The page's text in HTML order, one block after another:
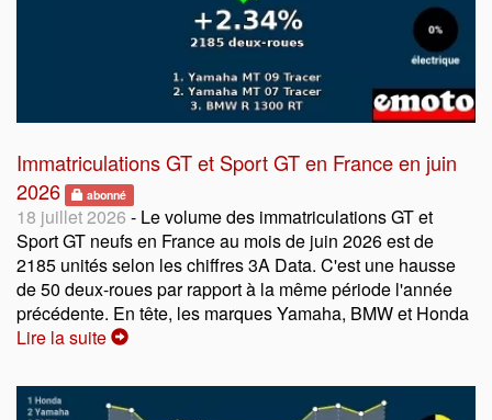
Immatriculations GT et Sport GT en France en juin
2026
abonné
18 juillet 2026 - Le volume des immatriculations GT et
Sport GT neufs en France au mois de juin 2026 est de
2185 unités selon les chiffres 3A Data. C'est une hausse
de 50 deux-roues par rapport à la même période l'année
précédente. En tête, les marques Yamaha, BMW et Honda
Lire la suite